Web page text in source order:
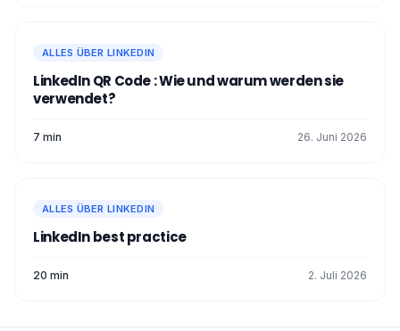
ALLES ÜBER LINKEDIN
LinkedIn QR Code : Wie und warum werden sie
verwendet?
7 min 26. Juni 2026
ALLES ÜBER LINKEDIN
LinkedIn best practice
20 min 2. Juli 2026